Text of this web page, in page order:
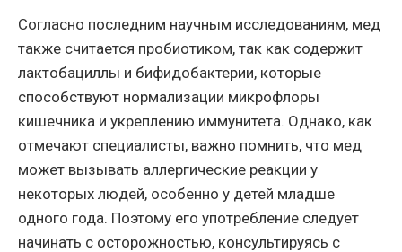
Согласно последним научным исследованиям, мед
также считается пробиотиком, так как содержит
лактобациллы и бифидобактерии, которые
способствуют нормализации микрофлоры
кишечника и укреплению иммунитета. Однако, как
отмечают специалисты, важно помнить, что мед
может вызывать аллергические реакции у
некоторых людей, особенно у детей младше
одного года. Поэтому его употребление следует
начинать с осторожностью, консультируясь с